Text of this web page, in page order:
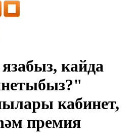
кайда
кабинет,
премия